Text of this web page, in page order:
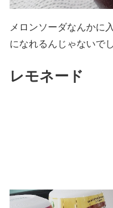
メロンソーダなんかに
になれるんじゃないで
レモネード